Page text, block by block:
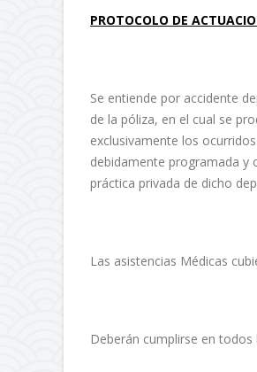
PROTOCOLO DE
Se entiende por accidente
de la póliza, en el cual se
exclusivamente los
debidamente programada y
práctica privada de dicho
Las asistencias Médicas
Deberán cumplirse en